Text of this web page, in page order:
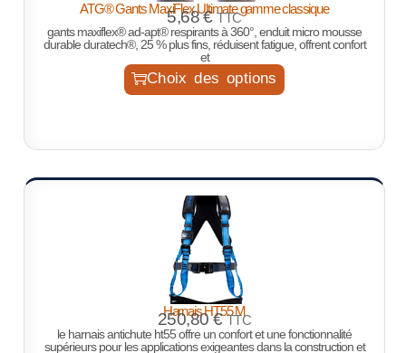
ATG® Gants MaxiFlex Ultimate gamme classique
5,68€ TTC
gants maxiflex® ad-apt® respirants à 360°, enduit micro mousse
durable duratech®, 25 % plus fins, réduisent fatigue, offrent confort
et
Choix des options
Harnais HT55 M
250,80€ TTC
le harnais antichute ht55 offre un confort et une fonctionnalité
supérieurs pour les applications exigeantes dans la construction et